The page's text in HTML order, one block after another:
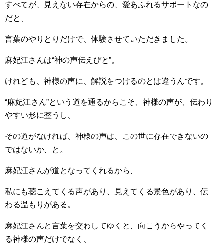
すべてが、見えない存在からの、愛あふれるサポートなの
だと、
言葉のやりとりだけで、体験させていただきました。
麻妃江さんは“神の声伝えびと”。
けれども、神様の声に、解説をつけるのとは違うんです。
“麻妃江さん”という道を通るからこそ、神様の声が、伝わり
やすい形に整うし、
その道がなければ、神様の声は、この世に存在できないの
ではないか、と。
麻妃江さんが道となってくれるから、
私にも聴こえてくる声があり、見えてくる景色があり、伝
わる温もりがある。
麻妃江さんと言葉を交わしてゆくと、向こうからやってく
る神様の声だけでなく、